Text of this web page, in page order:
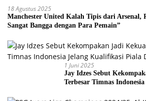
18 Agustus 2025
Manchester United Kalah Tipis dari Arsenal,
Sangat Bangga dengan Para Pemain”
1 Juni 2025
Jay Idzes Sebut
Terbesar Timnas